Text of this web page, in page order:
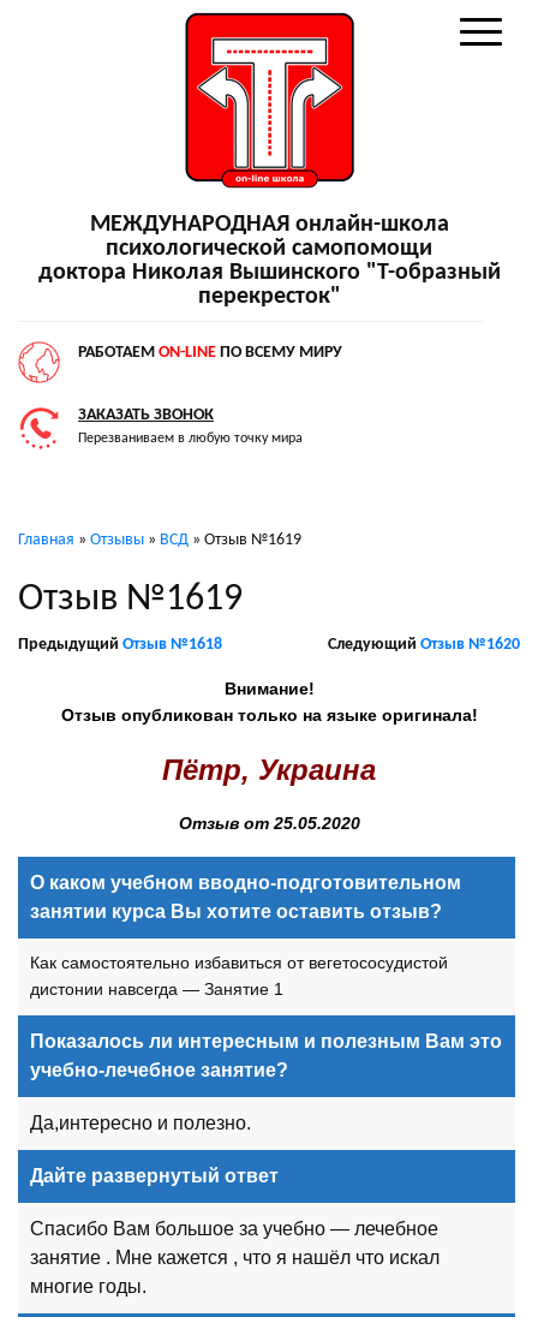
МЕЖДУНАРОДНАЯ онлайн-школа
психологической самопомощи
доктора Николая Вышинского "Т-образный
перекресток"
РАБОТАЕМ ON-LINE ПО ВСЕМУ МИРУ
ЗАКАЗАТЬ ЗВОНОК
Перезваниваем в любую точку мира
Главная » Отзывы » ВСД » Отзыв №1619
Отзыв №1619
Предыдущий Отзыв №1618 Следующий Отзыв №1620
Внимание!
Отзыв опубликован только на языке оригинала!
Пётр, Украина
Отзыв от 25.05.2020
О каком учебном вводно-подготовительном
занятии курса Вы хотите оставить отзыв?
Как самостоятельно избавиться от вегетососудистой
дистонии навсегда — Занятие 1
Показалось ли интересным и полезным Вам это
учебно-лечебное занятие?
Да,интересно и полезно.
Дайте развернутый ответ
Спасибо Вам большое за учебно — лечебное
занятие . Мне кажется , что я нашёл что искал
многие годы.